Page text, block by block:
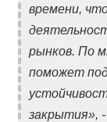
времени,
рынков. По
поможет
закрытия»,